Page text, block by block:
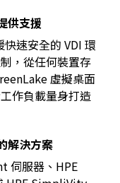
供支援
速安全的 VDI 環
，從任何裝置存
虛擬桌面
作負載量身打造
解決方案
伺服器、HPE